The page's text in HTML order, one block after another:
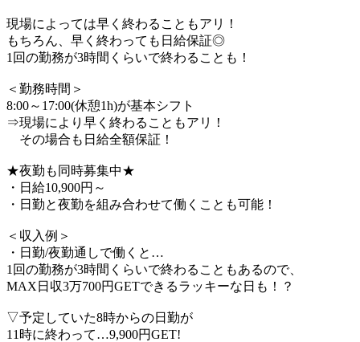
現場によっては早く終わることもアリ！
もちろん、早く終わっても日給保証◎
1回の勤務が3時間くらいで終わることも！
＜勤務時間＞
8:00～17:00(休憩1h)が基本シフト
⇒現場により早く終わることもアリ！
その場合も日給全額保証！
★夜勤も同時募集中★
・日給10,900円～
・日勤と夜勤を組み合わせて働くことも可能！
＜収入例＞
・日勤/夜勤通しで働くと…
1回の勤務が3時間くらいで終わることもあるので、
MAX日収3万700円GETできるラッキーな日も！？
▽予定していた8時からの日勤が
11時に終わって…9,900円GET!